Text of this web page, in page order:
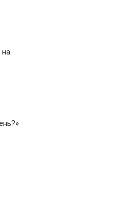
на